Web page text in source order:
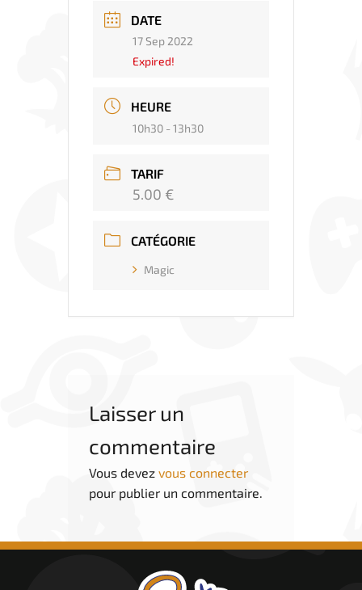
DATE
17 Sep 2022
Expired!
HEURE
10h30 - 13h30
TARIF
5.00 €
CATÉGORIE
Magic
Laisser un
commentaire
Vous devez vous connecter
pour publier un commentaire.